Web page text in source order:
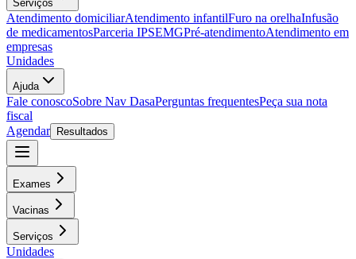
Serviços
Atendimento domiciliarAtendimento infantilFuro na orelhaInfusão
de medicamentosParceria IPSEMGPré-atendimentoAtendimento em
empresas
Unidades
Ajuda
Fale conoscoSobre Nav DasaPerguntas frequentesPeça sua nota
fiscal
Agendar
Resultados
Exames
Vacinas
Serviços
Unidades